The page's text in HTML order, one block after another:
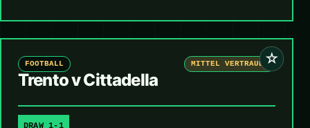
☆
FOOTBALL MITTEL VERTRAUEN
Trento v Cittadella
DRAW 1-1